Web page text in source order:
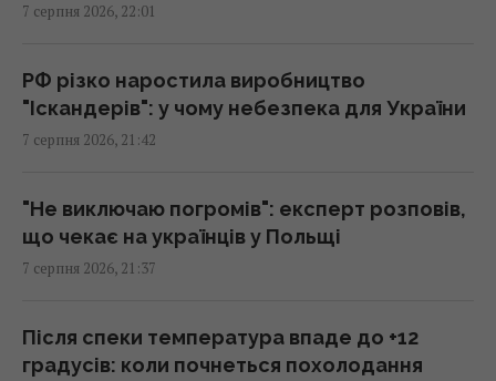
Льотчик-утікач з КНДР уперше сів за
20:18 п'ятниця, 07 серпня 2026
Сенат США схвалив законопроект про
20:17 п'ятниця, 07 серпня 2026
Київ буде значно краще підготовлений до
ППО ніхто не відміняв, - Пантелеєв
20:01 п'ятниця, 07 серпня 2026
7 серпня 2026, 22:01
РФ різко наростила виробництво
"Іскандерів": у чому небезпека для України
7 серпня 2026, 21:42
"Не виключаю погромів": експерт розповів,
що чекає на українців у Польщі
7 серпня 2026, 21:37
Після спеки температура впаде до +12
градусів: коли почнеться похолодання